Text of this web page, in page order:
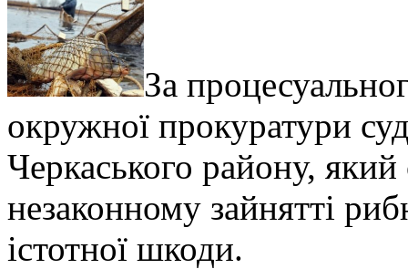
За
окружної прокуратури
Черкаського району,
незаконному зайнятті
істотної шкоди.